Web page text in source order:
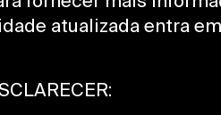
atualizada entra